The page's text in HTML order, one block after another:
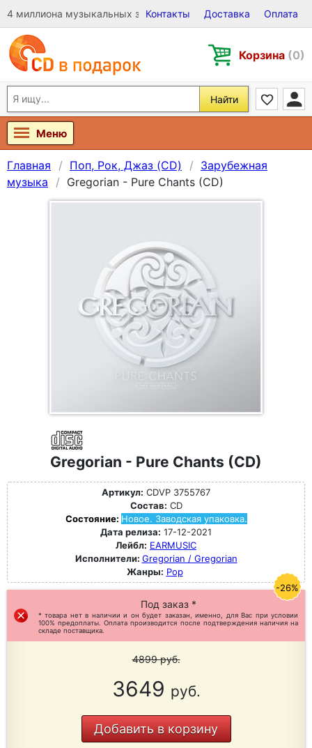
4 миллиона музыкальных записей на Виниле, CD и DVD
Контакты Доставка Оплата
Корзина (0)
Найти
Меню
Главная Поп, Рок, Джаз (CD)
Зарубежная
музыка
Gregorian - Pure Chants (CD)
Gregorian - Pure Chants (CD)
Артикул: CDVP 3755767
Состав: CD
Состояние: Новое. Заводская упаковка.
Дата релиза: 17-12-2021
Лейбл: EARMUSIC
Исполнители: Gregorian / Gregorian
Жанры: Pop
Под заказ *
* товара нет в наличии и он будет заказан, именно, для Вас при условии
100% предоплаты. Оплата производится после подтверждения наличия на
складе поставщика.
4899руб.
3649 руб.
Добавить в корзину
-26%